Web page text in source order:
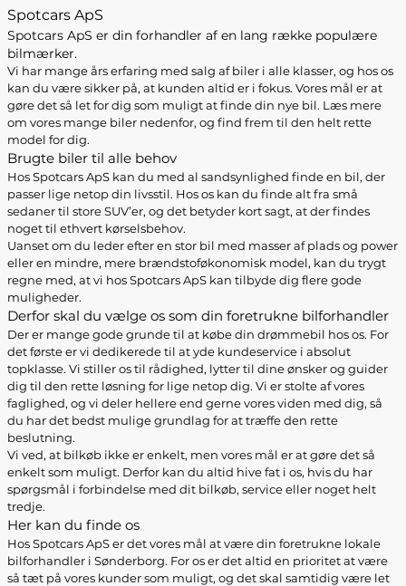
Spotcars ApS
Spotcars ApS er din forhandler af en lang række populære
bilmærker.
Vi har mange års erfaring med salg af biler i alle klasser, og hos os
kan du være sikker på, at kunden altid er i fokus. Vores mål er at
gøre det så let for dig som muligt at finde din nye bil. Læs mere
om vores mange biler nedenfor, og find frem til den helt rette
model for dig.
Brugte biler til alle behov
Hos Spotcars ApS kan du med al sandsynlighed finde en bil, der
passer lige netop din livsstil. Hos os kan du finde alt fra små
sedaner til store SUV’er, og det betyder kort sagt, at der findes
noget til ethvert kørselsbehov.
Uanset om du leder efter en stor bil med masser af plads og power
eller en mindre, mere brændstoføkonomisk model, kan du trygt
regne med, at vi hos Spotcars ApS kan tilbyde dig flere gode
muligheder.
Derfor skal du vælge os som din foretrukne bilforhandler
Der er mange gode grunde til at købe din drømmebil hos os. For
det første er vi dedikerede til at yde kundeservice i absolut
topklasse. Vi stiller os til rådighed, lytter til dine ønsker og guider
dig til den rette løsning for lige netop dig. Vi er stolte af vores
faglighed, og vi deler hellere end gerne vores viden med dig, så
du har det bedst mulige grundlag for at træffe den rette
beslutning.
Vi ved, at bilkøb ikke er enkelt, men vores mål er at gøre det så
enkelt som muligt. Derfor kan du altid hive fat i os, hvis du har
spørgsmål i forbindelse med dit bilkøb, service eller noget helt
tredje.
Her kan du finde os
Hos Spotcars ApS er det vores mål at være din foretrukne lokale
bilforhandler i Sønderborg. For os er det altid en prioritet at være
så tæt på vores kunder som muligt, og det skal samtidig være let